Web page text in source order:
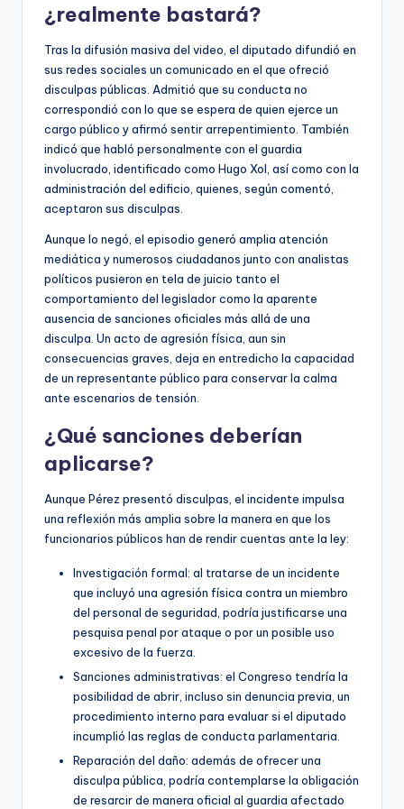
¿realmente bastará?
Tras la difusión masiva del video, el diputado difundió en
sus redes sociales un comunicado en el que ofreció
disculpas públicas. Admitió que su conducta no
correspondió con lo que se espera de quien ejerce un
cargo público y afirmó sentir arrepentimiento. También
indicó que habló personalmente con el guardia
involucrado, identificado como Hugo Xol, así como con la
administración del edificio, quienes, según comentó,
aceptaron sus disculpas.
Aunque lo negó, el episodio generó amplia atención
mediática y numerosos ciudadanos junto con analistas
políticos pusieron en tela de juicio tanto el
comportamiento del legislador como la aparente
ausencia de sanciones oficiales más allá de una
disculpa. Un acto de agresión física, aun sin
consecuencias graves, deja en entredicho la capacidad
de un representante público para conservar la calma
ante escenarios de tensión.
¿Qué sanciones deberían
aplicarse?
Aunque Pérez presentó disculpas, el incidente impulsa
una reflexión más amplia sobre la manera en que los
funcionarios públicos han de rendir cuentas ante la ley:
Investigación formal: al tratarse de un incidente
que incluyó una agresión física contra un miembro
del personal de seguridad, podría justificarse una
pesquisa penal por ataque o por un posible uso
excesivo de la fuerza.
Sanciones administrativas: el Congreso tendría la
posibilidad de abrir, incluso sin denuncia previa, un
procedimiento interno para evaluar si el diputado
incumplió las reglas de conducta parlamentaria.
Reparación del daño: además de ofrecer una
disculpa pública, podría contemplarse la obligación
de resarcir de manera oficial al guardia afectado